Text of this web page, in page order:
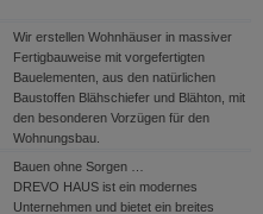
Wir erstellen Wohnhäuser in massiver
Fertigbauweise mit vorgefertigten
Bauelementen, aus den natürlichen
Baustoffen Blähschiefer und Blähton, mit
den besonderen Vorzügen für den
Wohnungsbau.
Bauen ohne Sorgen …
DREVO HAUS ist ein modernes
Unternehmen und bietet ein breites